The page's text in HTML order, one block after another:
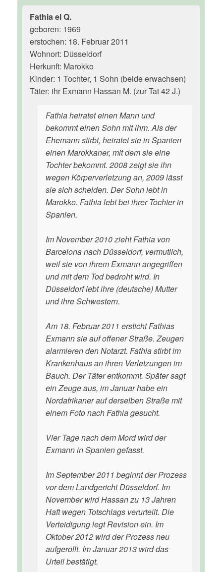
Fathia el Q.
geboren: 1969
erstochen: 18. Februar 2011
Wohnort: Düsseldorf
Herkunft: Marokko
Kinder: 1 Tochter, 1 Sohn (beide erwachsen)
Täter: ihr Exmann Hassan M. (zur Tat 42 J.)
Fathia heiratet einen Mann und
bekommt einen Sohn mit ihm. Als der
Ehemann stirbt, heiratet sie in Spanien
einen Marokkaner, mit dem sie eine
Tochter bekommt. 2008 zeigt sie ihn
wegen Körperverletzung an, 2009 lässt
sie sich scheiden. Der Sohn lebt in
Marokko. Fathia lebt bei ihrer Tochter in
Spanien.
Im November 2010 zieht Fathia von
Barcelona nach Düsseldorf, vermutlich,
weil sie von ihrem Exmann angegriffen
und mit dem Tod bedroht wird. In
Düsseldorf lebt ihre (deutsche) Mutter
und ihre Schwestern.
Am 18. Februar 2011 ersticht Fathias
Exmann sie auf offener Straße. Zeugen
alarmieren den Notarzt. Fathia stirbt im
Krankenhaus an ihren Verletzungen im
Bauch. Der Täter entkommt. Später sagt
ein Zeuge aus, im Januar habe ein
Nordafrikaner auf derselben Straße mit
einem Foto nach Fathia gesucht.
Vier Tage nach dem Mord wird der
Exmann in Spanien gefasst.
Im September 2011 beginnt der Prozess
vor dem Landgericht Düsseldorf. Im
November wird Hassan zu 13 Jahren
Haft wegen Totschlags verurteilt. Die
Verteidigung legt Revision ein. Im
Oktober 2012 wird der Prozess neu
aufgerollt. Im Januar 2013 wird das
Urteil bestätigt.